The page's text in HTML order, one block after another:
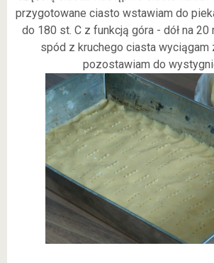
przygotowane ciasto wstawiam do
do 180 st. C z funkcją góra - dół na 20
spód z kruchego ciasta wyciągam
pozostawiam do